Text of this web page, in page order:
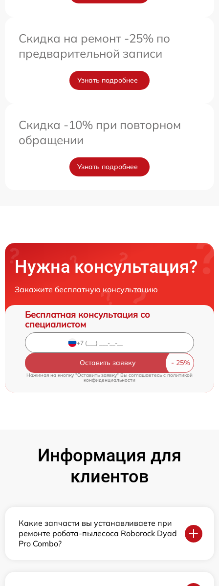
Скидка на ремонт -25% по
предварительной записи
Узнать подробнее
Скидка -10% при повторном
обращении
Узнать подробнее
Нужна консультация?
Закажите бесплатную консультацию
Бесплатная консультация со
специалистом
Оставить заявку
Нажимая на кнопку "Оставить заявку" Вы соглашаетесь c политикой
конфиденциальности
Информация для
клиентов
Какие запчасти вы устанавливаете при
ремонте робота-пылесоса Roborock Dyad
Pro Combo?